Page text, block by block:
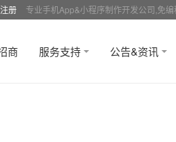
册 专业手机App&小程序制作开发公司,免
商 服务支持 公告&资讯